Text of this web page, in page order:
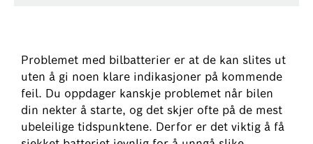
Problemet med bilbatterier er at de kan slites ut
uten å gi noen klare indikasjoner på kommende
feil. Du oppdager kanskje problemet når bilen
din nekter å starte, og det skjer ofte på de mest
ubeleilige tidspunktene. Derfor er det viktig å få